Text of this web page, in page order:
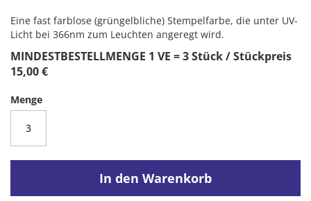
Eine fast farblose (grüngelbliche) Stempelfarbe, die unter UV-
Licht bei 366nm zum Leuchten angeregt wird.
MINDESTBESTELLMENGE 1 VE = 3 Stück / Stückpreis
15,00 €
Menge
In den Warenkorb